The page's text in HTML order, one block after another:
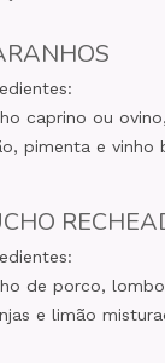
caprino ou
pimenta e vinho
de porco,
e limão